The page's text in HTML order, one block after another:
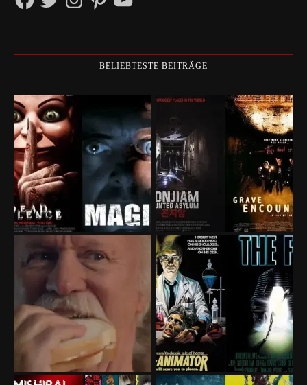
BELIEBTESTE BEITRÄGE